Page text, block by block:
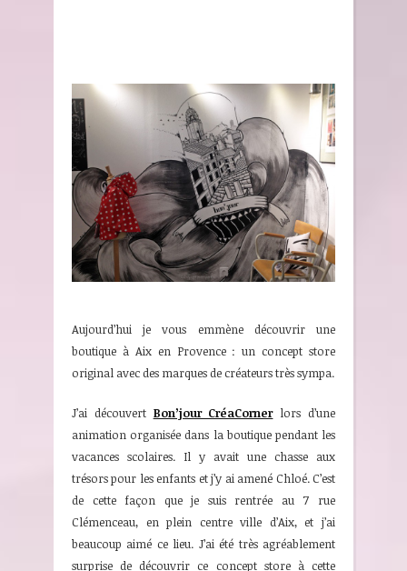
Aujourd’hui je vous emmène découvrir une
boutique à Aix en Provence : un concept store
original avec des marques de créateurs très sympa.
J’ai découvert Bon’jour CréaCornerlors d’une
animation organisée dans la boutique pendant les
vacances scolaires. Il y avait une chasse aux
trésors pour les enfants et j’y ai amené Chloé. C’est
de cette façon que je suis rentrée au 7 rue
Clémenceau, en plein centre ville d’Aix, et j’ai
beaucoup aimé ce lieu. J’ai été très agréablement
surprise de découvrir ce concept store à cette